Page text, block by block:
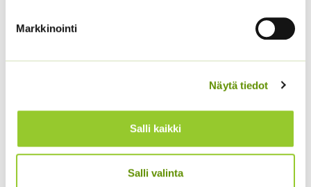
Markkinointi
Näytä tiedot
Salli kaikki
Salli valinta
Tuntokasvi / Mimosa
Hintaluokka:
Lyhtykoiso 1 g
6,00